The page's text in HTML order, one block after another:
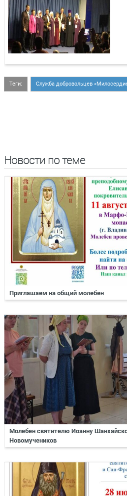
Теги: Служба добровольцев
Новости по теме
Приглашаем на общий молебен
Молебен святителю Иоанну
Новомучеников